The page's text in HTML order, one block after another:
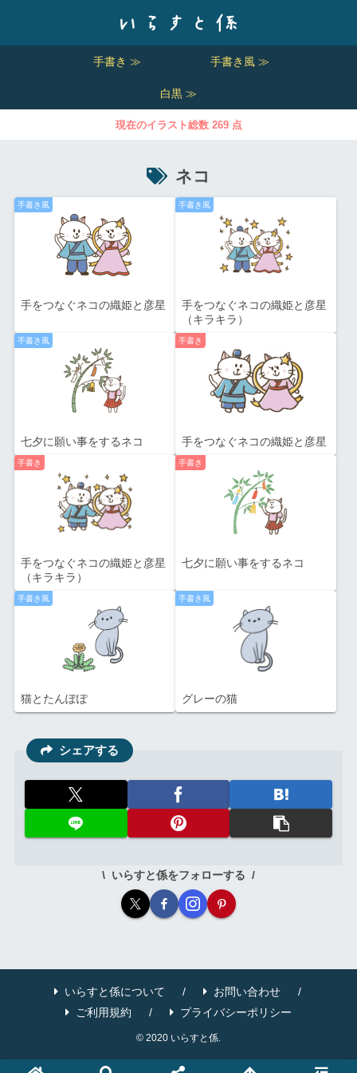
手書き ≫ 手書き風 ≫
白黒 ≫
現在のイラスト総数 269 点
ネコ
手書き風
手をつなぐネコの織姫と彦星
手書き風
手をつなぐネコの織姫と彦星
（キラキラ）
手書き風
七夕に願い事をするネコ
手書き
手をつなぐネコの織姫と彦星
手書き
手をつなぐネコの織姫と彦星
（キラキラ）
手書き
七夕に願い事をするネコ
手書き風
猫とたんぽぽ
手書き風
グレーの猫
シェアする
いらすと係をフォローする
いらすと係について
お問い合わせ
ご利用規約
プライバシーポリシー
© 2020 いらすと係.